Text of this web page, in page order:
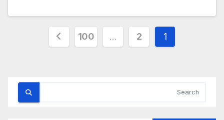
تعدد
1
2
…
100